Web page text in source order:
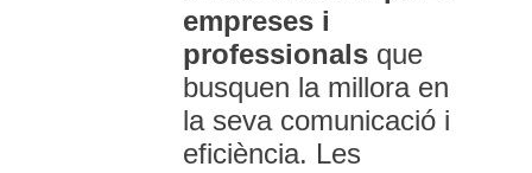
empreses i
professionals que
busquen la millora en
la seva comunicació i
eficiència. Les